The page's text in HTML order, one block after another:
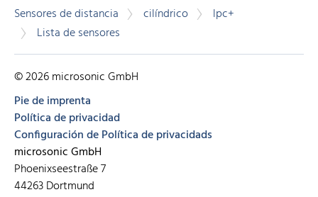
Sensores de distancia cilíndrico
lpc+
Lista de sensores
© 2026 microsonic GmbH
Pie de imprenta
Política de privacidad
Configuración de Política de privacidads
microsonic GmbH
Phoenixseestraße 7
44263 Dortmund